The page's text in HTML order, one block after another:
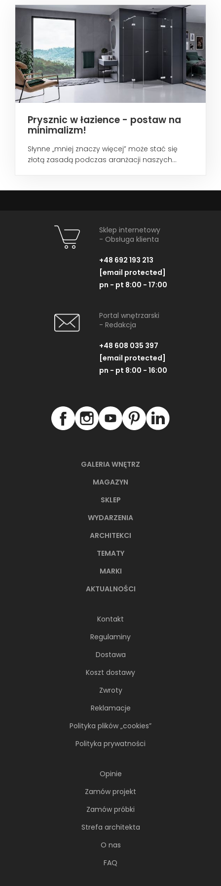
Prysznic w łazience - postaw na
minimalizm!
Słynne „mniej znaczy więcej” może stać się
złotą zasadą podczas aranżacji naszych...
GALERIA WNĘTRZ
MAGAZYN
SKLEP
WYDARZENIA
ARCHITEKCI
TEMATY
MARKI
AKTUALNOŚCI
Kontakt
Regulaminy
Dostawa
Koszt dostawy
Zwroty
Reklamacje
Polityka plików „cookies”
Polityka prywatności
Opinie
Zamów projekt
Zamów próbki
Strefa architekta
O nas
FAQ
Sklep internetowy
- Obsługa klienta
+48 692 193 213
[email protected]
pn - pt 8:00 - 17:00
Portal wnętrzarski
- Redakcja
+48 608 035 397
[email protected]
pn - pt 8:00 - 16:00